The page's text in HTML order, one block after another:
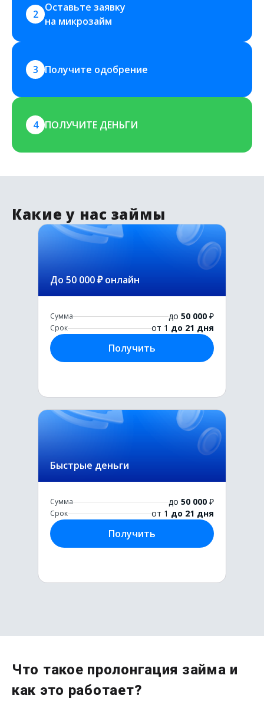
2
Оставьте заявку
на микрозайм
3 Получите одобрение
4 ПОЛУЧИТЕ ДЕНЬГИ
Какие у нас займы
До 50 000 ₽ онлайн
Сумма до 50 000 ₽
Срок от 1 до 21 дня
Получить
Быстрые деньги
Сумма до 50 000 ₽
Срок от 1 до 21 дня
Получить
Сумма
Что такое пролонгация займа и
как это работает?